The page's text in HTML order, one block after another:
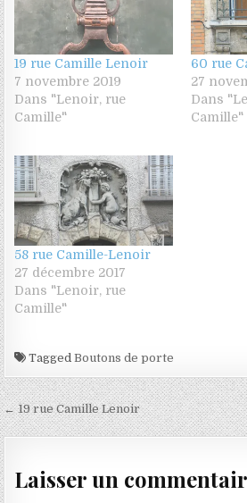
19 rue Camille Lenoir
7 novembre 2019
Dans "Lenoir, rue
Camille"
60 rue
27
Dans
Camille"
58 rue Camille-Lenoir
27 décembre 2017
Dans "Lenoir, rue
Camille"
TaggedBoutons de porte
Navigation de
← 19 rue Camille Lenoir
Laisser un